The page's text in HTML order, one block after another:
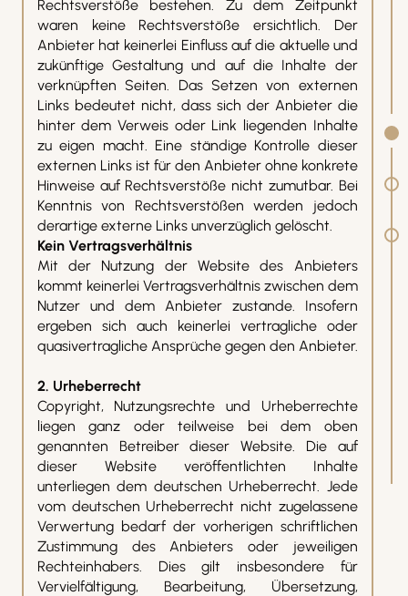
Rechtsverstöße bestehen. Zu dem Zeitpunkt
waren keine Rechtsverstöße ersichtlich. Der
Anbieter hat keinerlei Einfluss auf die aktuelle und
zukünftige Gestaltung und auf die Inhalte der
verknüpften Seiten. Das Setzen von externen
Links bedeutet nicht, dass sich der Anbieter die
hinter dem Verweis oder Link liegenden Inhalte
zu eigen macht. Eine ständige Kontrolle dieser
externen Links ist für den Anbieter ohne konkrete
Hinweise auf Rechtsverstöße nicht zumutbar. Bei
Kenntnis von Rechtsverstößen werden jedoch
derartige externe Links unverzüglich gelöscht.
Kein Vertragsverhältnis
Mit der Nutzung der Website des Anbieters
kommt keinerlei Vertragsverhältnis zwischen dem
Nutzer und dem Anbieter zustande. Insofern
ergeben sich auch keinerlei vertragliche oder
quasivertragliche Ansprüche gegen den Anbieter.
2. Urheberrecht
Copyright, Nutzungsrechte und Urheberrechte
liegen ganz oder teilweise bei dem oben
genannten Betreiber dieser Website. Die auf
dieser Website veröffentlichten Inhalte
unterliegen dem deutschen Urheberrecht. Jede
vom deutschen Urheberrecht nicht zugelassene
Verwertung bedarf der vorherigen schriftlichen
Zustimmung des Anbieters oder jeweiligen
Rechteinhabers. Dies gilt insbesondere für
Vervielfältigung, Bearbeitung, Übersetzung,